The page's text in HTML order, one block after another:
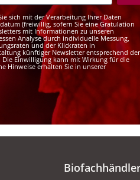
sich mit der Verarbeitung Ihrer Daten
(freiwillig, sofern Sie eine Gratulation
mit Informationen zu unseren
Analyse durch individuelle Messung,
und der Klickraten in
künftiger Newsletter entsprechend
Die Einwilligung kann mit Wirkung für die
Hinweise erhalten Sie in unserer